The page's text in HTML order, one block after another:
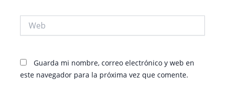
Guarda mi nombre, correo electrónico y web en
este navegador para la próxima vez que comente.